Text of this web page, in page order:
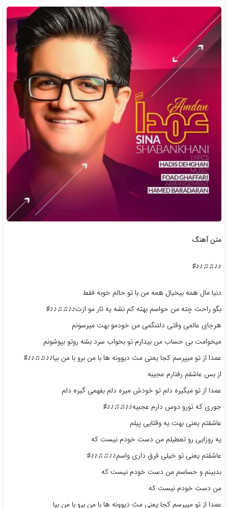
متن آهنگ
♪♪♫♫♪♪♯
دنیا مال همه بیخیال همه من با تو حالم خوبه فقط
بگو راحت چته من حواسم بهته کم نشه یه تار مو ازت♪♪♫♫♪♪♯
هرجای عالمی وقتی دلتنگمی من خودمو بهت میرسونم
میخوامت بی حساب من بیدارم تو بخواب سرد بشه روتو بپوشونم
عمدا از تو میپرسم کجا یعنی مث دیوونه ها با من برو با من بیا♪♪♫♫♪♪♯
از بس عاشقم رفتارم عجیبه
عمدا از تو میگیره دلم تو خودش میره دلم بفهمی گیره دلم
جوری که تورو دوس دارم عجبیه♪♪♫♫♪♪♯
عاشقتم یعنی بهت یه وقتایی پیلم
یه روزایی رو تعطیلم من دست خودم نیست که
عاشقتم یعنی تو خیلی فرق داری واسم♪♪♫♫♪♪♯
بدبینم و حساسم من دست خودم نیست که
من دست خودم نیست که
عمدا از تو میپرسم کجا یعنی مث دیوونه ها با من برو با من بیا